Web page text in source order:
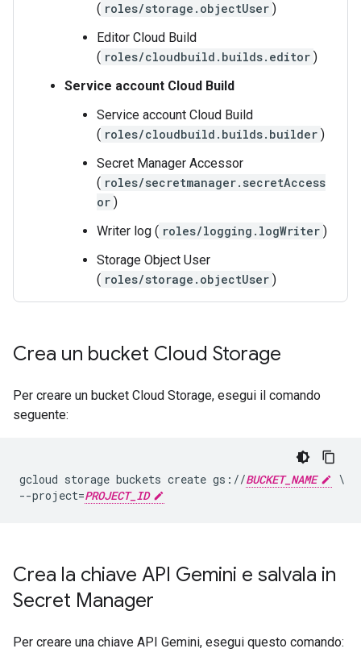
( roles/storage.objectUser )
Editor Cloud Build
( roles/cloudbuild.builds.editor )
Service account Cloud Build
Service account Cloud Build
( roles/cloudbuild.builds.builder )
Secret Manager Accessor
( roles/secretmanager.secretAccess
or )
Writer log ( roles/logging.logWriter )
Storage Object User
( roles/storage.objectUser )
Crea un bucket Cloud Storage
Per creare un bucket Cloud Storage, esegui il comando
seguente:
gcloud storage buckets create gs://BUCKET_NAME
\
--project=PROJECT_ID
Crea la chiave API Gemini e salvala in
Secret Manager
Per creare una chiave API Gemini, esegui questo comando: